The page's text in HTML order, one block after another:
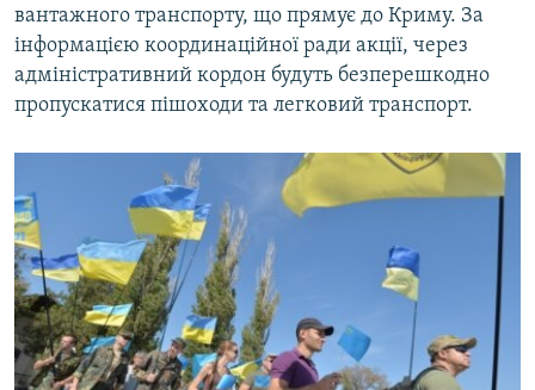
вантажного транспорту, що прямує до Криму. За
інформацією координаційної ради акції, через
адміністративний кордон будуть безперешкодно
пропускатися пішоходи та легковий транспорт.